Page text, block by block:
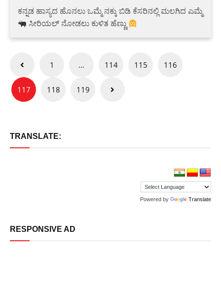
ಕನ್ನಡ ಹಾಸ್ಯದ ಹೊನಲು ಒಮ್ಮೆ ನಕ್ಕು ಬಿಡಿ ಕೆಸರಿನಲ್ಲಿ ಮಲಗಿದ ಎಮ್ಮೆ
ಸೀರಿಯಲ್ ನೋಡಲು ಕುಳಿತ ಹೆಣ್ಣು
Posts
pagination
1 … 114 115 116
117 118 119
TRANSLATE:
Powered by Translate
RESPONSIVE AD